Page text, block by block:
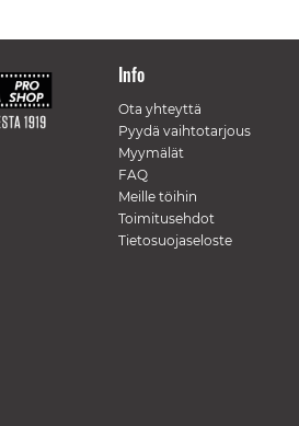
Info
Ota yhteyttä
Pyydä vaihtotarjous
Myymälät
FAQ
Meille töihin
Toimitusehdot
Tietosuojaseloste